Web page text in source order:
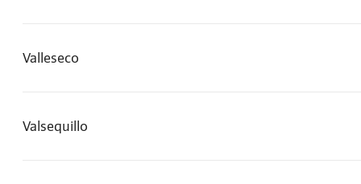
Valleseco
Valsequillo